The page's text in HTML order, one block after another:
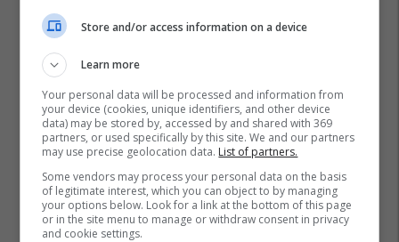
Store and/or access information on a device
Learn more
Your personal data will be processed and information from
your device (cookies, unique identifiers, and other device
data) may be stored by, accessed by and shared with 369
partners, or used specifically by this site. We and our partners
may use precise geolocation data. List of partners.
Some vendors may process your personal data on the basis
of legitimate interest, which you can object to by managing
your options below. Look for a link at the bottom of this page
or in the site menu to manage or withdraw consent in privacy
and cookie settings.